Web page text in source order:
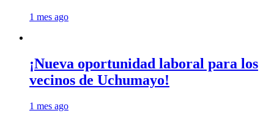
1 mes ago
¡Nueva oportunidad laboral para los
vecinos de Uchumayo!
1 mes ago